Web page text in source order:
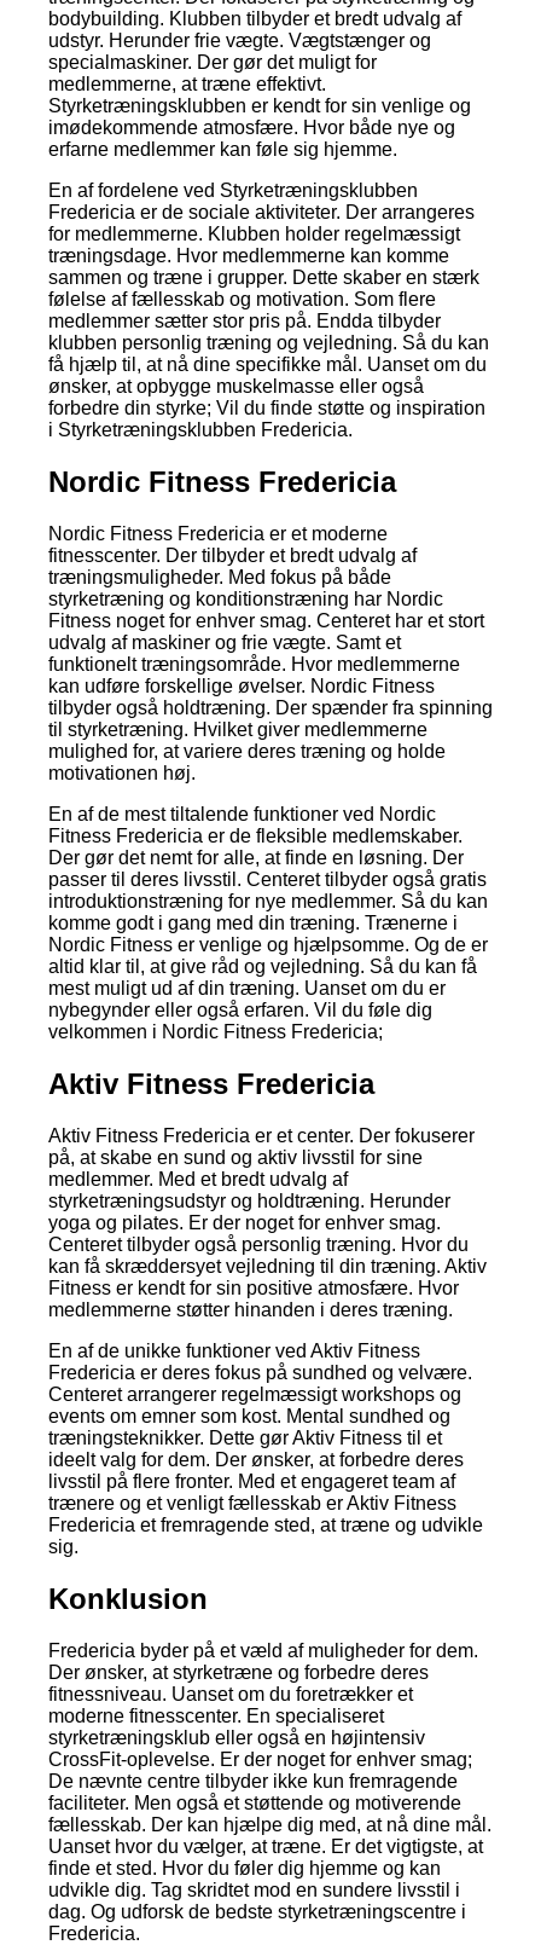
bodybuilding. Klubben tilbyder et bredt udvalg af
udstyr. Herunder frie vægte. Vægtstænger og
specialmaskiner. Der gør det muligt for
medlemmerne, at træne effektivt.
Styrketræningsklubben er kendt for sin venlige og
imødekommende atmosfære. Hvor både nye og
erfarne medlemmer kan føle sig hjemme.
En af fordelene ved Styrketræningsklubben
Fredericia er de sociale aktiviteter. Der arrangeres
for medlemmerne. Klubben holder regelmæssigt
træningsdage. Hvor medlemmerne kan komme
sammen og træne i grupper. Dette skaber en stærk
følelse af fællesskab og motivation. Som flere
medlemmer sætter stor pris på. Endda tilbyder
klubben personlig træning og vejledning. Så du kan
få hjælp til, at nå dine specifikke mål. Uanset om du
ønsker, at opbygge muskelmasse eller også
forbedre din styrke; Vil du finde støtte og inspiration
i Styrketræningsklubben Fredericia.
Nordic Fitness Fredericia
Nordic Fitness Fredericia er et moderne
fitnesscenter. Der tilbyder et bredt udvalg af
træningsmuligheder. Med fokus på både
styrketræning og konditionstræning har Nordic
Fitness noget for enhver smag. Centeret har et stort
udvalg af maskiner og frie vægte. Samt et
funktionelt træningsområde. Hvor medlemmerne
kan udføre forskellige øvelser. Nordic Fitness
tilbyder også holdtræning. Der spænder fra spinning
til styrketræning. Hvilket giver medlemmerne
mulighed for, at variere deres træning og holde
motivationen høj.
En af de mest tiltalende funktioner ved Nordic
Fitness Fredericia er de fleksible medlemskaber.
Der gør det nemt for alle, at finde en løsning. Der
passer til deres livsstil. Centeret tilbyder også gratis
introduktionstræning for nye medlemmer. Så du kan
komme godt i gang med din træning. Trænerne i
Nordic Fitness er venlige og hjælpsomme. Og de er
altid klar til, at give råd og vejledning. Så du kan få
mest muligt ud af din træning. Uanset om du er
nybegynder eller også erfaren. Vil du føle dig
velkommen i Nordic Fitness Fredericia;
Aktiv Fitness Fredericia
Aktiv Fitness Fredericia er et center. Der fokuserer
på, at skabe en sund og aktiv livsstil for sine
medlemmer. Med et bredt udvalg af
styrketræningsudstyr og holdtræning. Herunder
yoga og pilates. Er der noget for enhver smag.
Centeret tilbyder også personlig træning. Hvor du
kan få skræddersyet vejledning til din træning. Aktiv
Fitness er kendt for sin positive atmosfære. Hvor
medlemmerne støtter hinanden i deres træning.
En af de unikke funktioner ved Aktiv Fitness
Fredericia er deres fokus på sundhed og velvære.
Centeret arrangerer regelmæssigt workshops og
events om emner som kost. Mental sundhed og
træningsteknikker. Dette gør Aktiv Fitness til et
ideelt valg for dem. Der ønsker, at forbedre deres
livsstil på flere fronter. Med et engageret team af
trænere og et venligt fællesskab er Aktiv Fitness
Fredericia et fremragende sted, at træne og udvikle
sig.
Konklusion
Fredericia byder på et væld af muligheder for dem.
Der ønsker, at styrketræne og forbedre deres
fitnessniveau. Uanset om du foretrækker et
moderne fitnesscenter. En specialiseret
styrketræningsklub eller også en højintensiv
CrossFit-oplevelse. Er der noget for enhver smag;
De nævnte centre tilbyder ikke kun fremragende
faciliteter. Men også et støttende og motiverende
fællesskab. Der kan hjælpe dig med, at nå dine mål.
Uanset hvor du vælger, at træne. Er det vigtigste, at
finde et sted. Hvor du føler dig hjemme og kan
udvikle dig. Tag skridtet mod en sundere livsstil i
dag. Og udforsk de bedste styrketræningscentre i
Fredericia.